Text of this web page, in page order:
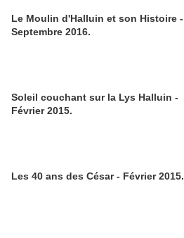
Le Moulin d'Halluin et son Histoire -
Septembre 2016.
Soleil couchant sur la Lys Halluin -
Février 2015.
Les 40 ans des César - Février 2015.